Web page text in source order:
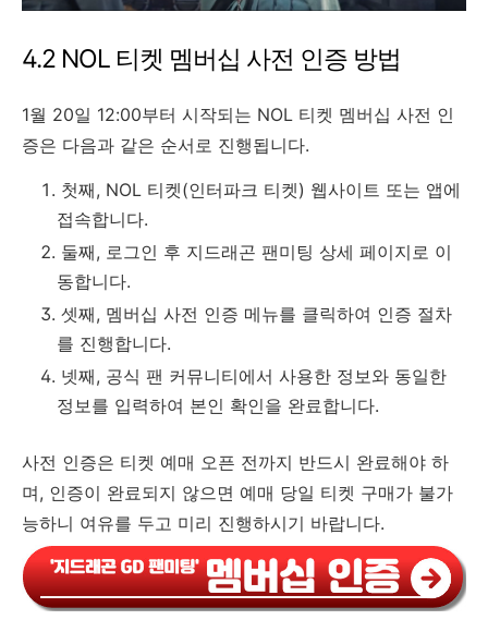
4.2 NOL 티켓 멤버십 사전 인증 방법
1월 20일 12:00부터 시작되는 NOL 티켓 멤버십 사전 인
증은 다음과 같은 순서로 진행됩니다.
첫째, NOL 티켓(인터파크 티켓) 웹사이트 또는 앱에
접속합니다.
둘째, 로그인 후 지드래곤 팬미팅 상세 페이지로 이
동합니다.
셋째, 멤버십 사전 인증 메뉴를 클릭하여 인증 절차
를 진행합니다.
넷째, 공식 팬 커뮤니티에서 사용한 정보와 동일한
정보를 입력하여 본인 확인을 완료합니다.
사전 인증은 티켓 예매 오픈 전까지 반드시 완료해야 하
며, 인증이 완료되지 않으면 예매 당일 티켓 구매가 불가
능하니 여유를 두고 미리 진행하시기 바랍니다.